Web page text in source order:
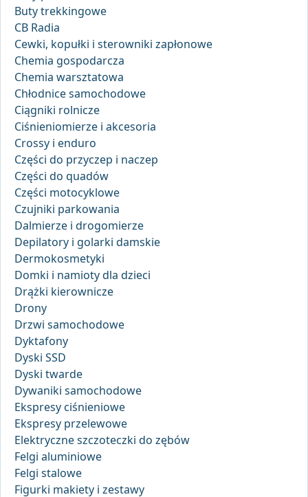
Buty trekkingowe
CB Radia
Cewki, kopułki i sterowniki zapłonowe
Chemia gospodarcza
Chemia warsztatowa
Chłodnice samochodowe
Ciągniki rolnicze
Ciśnieniomierze i akcesoria
Crossy i enduro
Części do przyczep i naczep
Części do quadów
Części motocyklowe
Czujniki parkowania
Dalmierze i drogomierze
Depilatory i golarki damskie
Dermokosmetyki
Domki i namioty dla dzieci
Drążki kierownicze
Drony
Drzwi samochodowe
Dyktafony
Dyski SSD
Dyski twarde
Dywaniki samochodowe
Ekspresy ciśnieniowe
Ekspresy przelewowe
Elektryczne szczoteczki do zębów
Felgi aluminiowe
Felgi stalowe
Figurki makiety i zestawy